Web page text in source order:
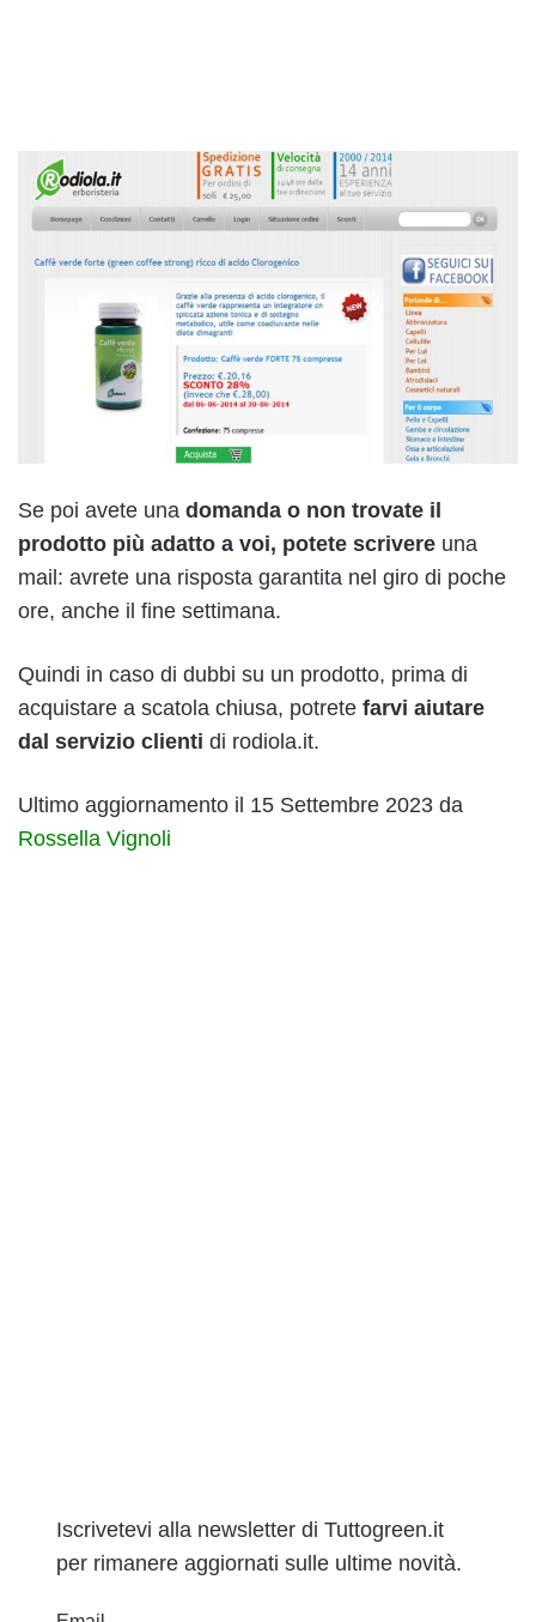
Se poi avete una domanda o non trovate il
prodotto più adatto a voi, potete scrivere una
mail: avrete una risposta garantita nel giro di poche
ore, anche il fine settimana.
Quindi in caso di dubbi su un prodotto, prima di
acquistare a scatola chiusa, potrete farvi aiutare
dal servizio clienti di rodiola.it.
Ultimo aggiornamento il 15 Settembre 2023 da
Rossella Vignoli
Iscrivetevi alla newsletter di Tuttogreen.it
per rimanere aggiornati sulle ultime novità.